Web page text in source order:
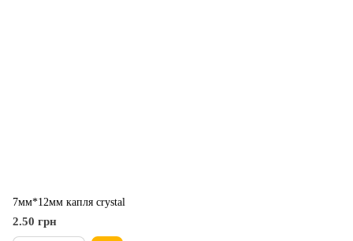
7мм*12мм капля crystal
2.50 грн